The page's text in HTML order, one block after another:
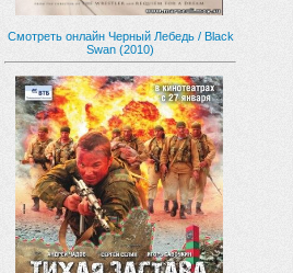
Смотреть онлайн Черный Лебедь / Black
Swan (2010)